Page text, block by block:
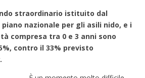
straordinario istituito dal
piano nazionale per gli asili nido, e i
compresa tra 0 e 3 anni sono
contro il 33% previsto